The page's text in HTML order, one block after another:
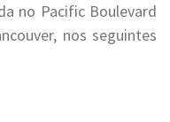
no Pacific Boulevard
nos seguintes